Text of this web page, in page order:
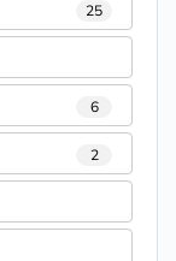
25
6
2